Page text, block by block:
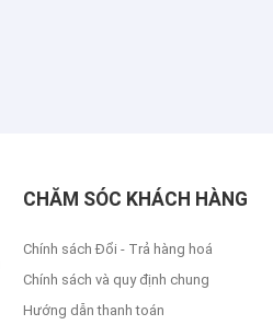
CHĂM SÓC KHÁCH HÀNG
Chính sách Đổi - Trả hàng hoá
Chính sách và quy định chung
Hướng dẫn thanh toán